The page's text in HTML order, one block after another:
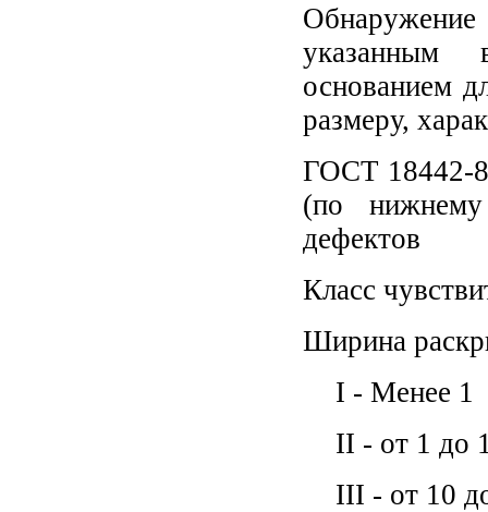
Обнаружение
указанным
основанием
размеру,
ГОСТ 18442-
(по
дефектов
Класс
Ширина
I - Менее 1
II - от 1 до
III - от 10